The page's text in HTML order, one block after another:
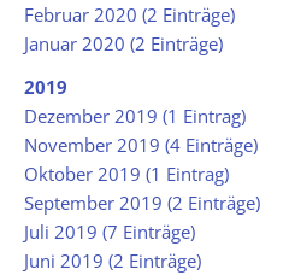
Februar 2020 (2 Einträge)
Januar 2020 (2 Einträge)
2019
Dezember 2019 (1 Eintrag)
November 2019 (4 Einträge)
Oktober 2019 (1 Eintrag)
September 2019 (2 Einträge)
Juli 2019 (7 Einträge)
Juni 2019 (2 Einträge)